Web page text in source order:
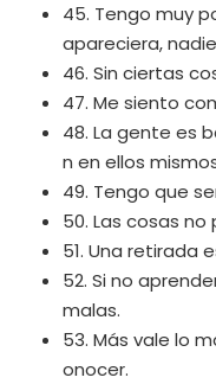
45. Tengo muy
apareciera,
46. Sin ciertas
47. Me siento
48. La gente es
n en ellos
49. Tengo que
50. Las cosas
51. Una retirada
52. Si no
malas.
53. Más vale lo
onocer.